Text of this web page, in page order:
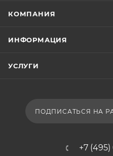
КОМПАНИЯ
ИНФОРМАЦИЯ
УСЛУГИ
ПОДПИСАТЬСЯ НА
+7